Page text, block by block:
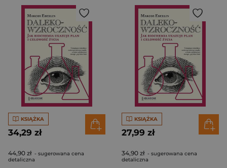
KSIĄŻKA
34,29 zł
44,90 zł - sugerowana cena
detaliczna
KSIĄŻKA
27,99 zł
34,90 zł - sugerowana cena
detaliczna